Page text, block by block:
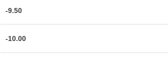
-9.50
-10.00